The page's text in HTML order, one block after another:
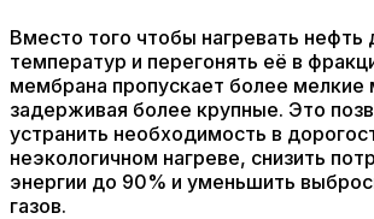
Вместо того чтобы нагревать нефть
температур и перегонять её в
мембрана пропускает более мелкие
задерживая более крупные. Это
устранить необходимость в
неэкологичном нагреве, снизить
энергии до 90% и уменьшить
газов.